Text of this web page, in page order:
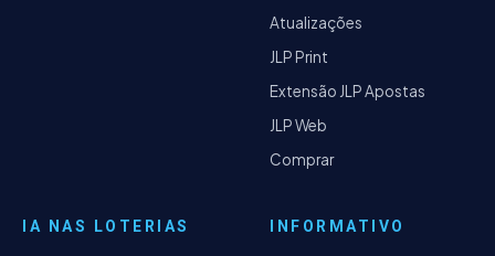
Atualizações
JLP Print
Extensão JLP Apostas
JLP Web
Comprar
IA NAS LOTERIAS INFORMATIVO